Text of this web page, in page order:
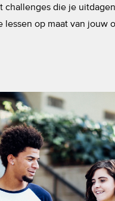
challenges die je
lessen op maat van jouw